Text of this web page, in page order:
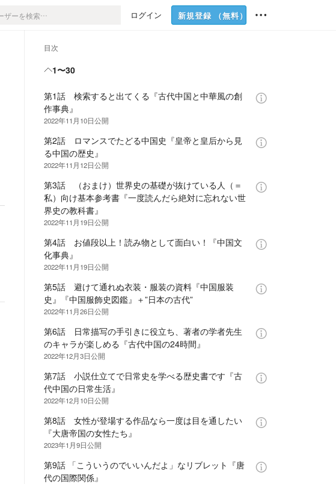
ログイン 新規登録 （無料）
目次
1〜30
第1話 検索すると出てくる『古代中国と中華風の創
作事典』
2022年11月10日公開
第2話 ロマンスでたどる中国史『皇帝と皇后から見
る中国の歴史』
2022年11月12日公開
第3話 （おまけ）世界史の基礎が抜けている人（＝
私）向け基本参考書『一度読んだら絶対に忘れない世
界史の教科書』
2022年11月19日公開
第4話 お値段以上！読み物として面白い！『中国文
化事典』
2022年11月19日公開
第5話 避けて通れぬ衣装・服装の資料『中国服装
史』『中国服飾史図鑑』＋”日本の古代”
2022年11月26日公開
第6話 日常描写の手引きに役立ち、著者の学者先生
のキャラが楽しめる『古代中国の24時間』
2022年12月3日公開
第7話 小説仕立てで日常史を学べる歴史書です『古
代中国の日常生活』
2022年12月10日公開
第8話 女性が登場する作品なら一度は目を通したい
『大唐帝国の女性たち』
2023年1月9日公開
第9話 「こういうのでいいんだよ」なリブレット『唐
代の国際関係』